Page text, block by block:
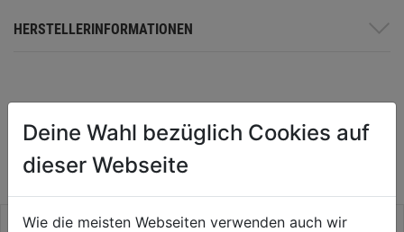
HERSTELLERINFORMATIONEN
WEITERE PRODUKTE AUS DIESER
KATEGORIE
Deine Wahl bezüglich Cookies auf
dieser Webseite
Wie die meisten Webseiten verwenden auch wir